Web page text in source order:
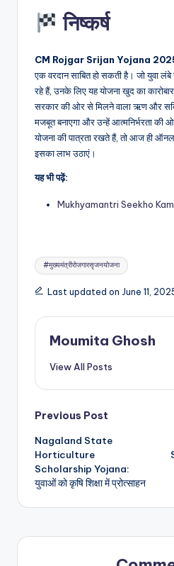
निष्कर्ष
CM Rojgar Srijan Yojana
एक वरदान साबित हो सकती है। जो युवा
रहे हैं, उनके लिए यह योजना खुद का
सरकार की ओर से मिलने वाला ऋण और
मजबूत बनाएगा और उन्हें आत्मनिर्भरता
योजना की पात्रता रखते हैं, तो आज ही
इसका लाभ उठाएं।
यह भी पढ़ें:
Mukhyamantri Seekho
Tags:
#मुख्यमंत्रीरोजगारसृजनयोजना
Last updated on June 11,
Moumita Ghosh
View All Posts
Post
navigation
Previous Post
Nagaland State
Horticulture
Scholarship Yojana:
युवाओं को कृषि शिक्षा में प्रोत्साहन